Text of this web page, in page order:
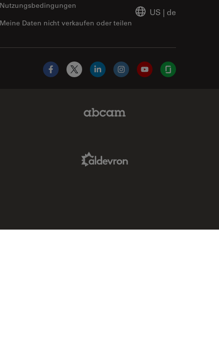
Meine Daten nicht verkaufen oder teilen
Nutzungsbedingungen
US | de
Facebook
X LinkedInInstagramYouTubeGlassdoor